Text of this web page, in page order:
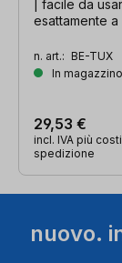
| facile da
esattamente a
n. art.: BE-TUX
In
29,53 €
incl. IVA più
spedizione
nuovo.